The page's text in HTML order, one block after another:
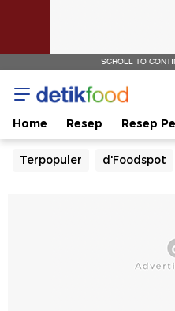
SCROLL TO
Home Resep Resep
Terpopuler d'Foodspot